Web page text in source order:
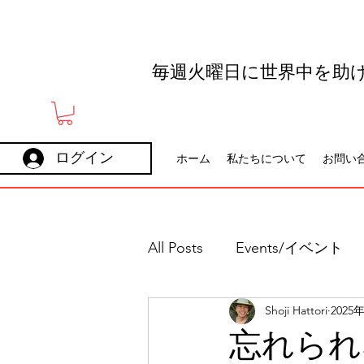
毎週火曜日に世界中を助
ログイン ホーム 私たちについて お問い
All Posts Events/イベント
Holidays Careers
忘れら
Shoji Hattori 2025